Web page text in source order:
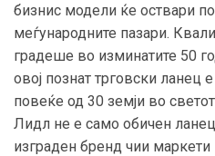
бизнис модели ќе оствари
меѓународните пазари.
градеше во изминатите 50
овој познат трговски ланец
повеќе од 30 земји во
Лидл не е само обичен
изграден бренд чии маркети